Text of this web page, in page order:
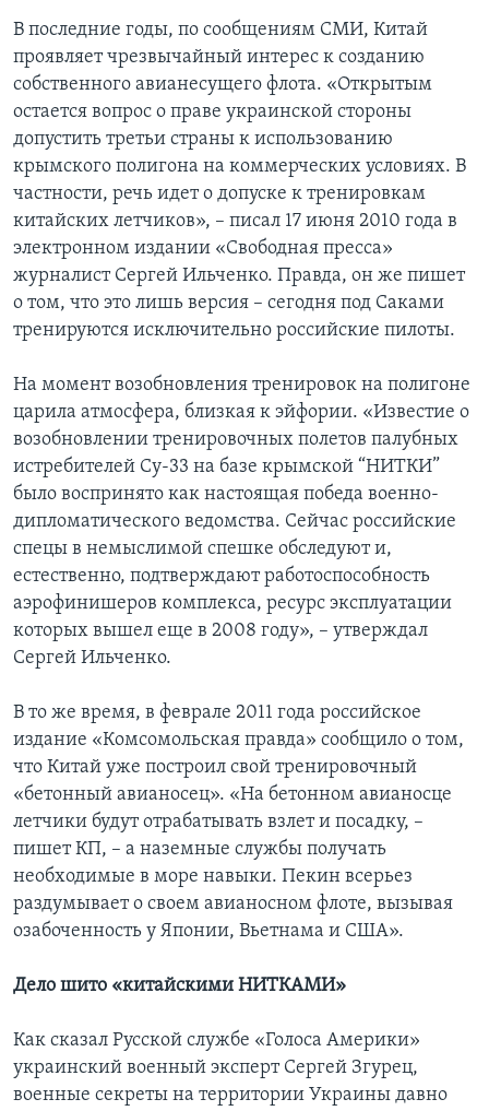
В последние годы, по сообщениям СМИ, Китай
проявляет чрезвычайный интерес к созданию
собственного авианесущего флота. «Открытым
остается вопрос о праве украинской стороны
допустить третьи страны к использованию
крымского полигона на коммерческих условиях. В
частности, речь идет о допуске к тренировкам
китайских летчиков», – писал 17 июня 2010 года в
электронном издании «Свободная пресса»
журналист Сергей Ильченко. Правда, он же пишет
о том, что это лишь версия – сегодня под Саками
тренируются исключительно российские пилоты.
На момент возобновления тренировок на полигоне
царила атмосфера, близкая к эйфории. «Известие о
возобновлении тренировочных полетов палубных
истребителей Су-33 на базе крымской “НИТКИ”
было воспринято как настоящая победа военно-
дипломатического ведомства. Сейчас российские
спецы в немыслимой спешке обследуют и,
естественно, подтверждают работоспособность
аэрофинишеров комплекса, ресурс эксплуатации
которых вышел еще в 2008 году», – утверждал
Сергей Ильченко.
В то же время, в феврале 2011 года российское
издание «Комсомольская правда» сообщило о том,
что Китай уже построил свой тренировочный
«бетонный авианосец». «На бетонном авианосце
летчики будут отрабатывать взлет и посадку, –
пишет КП, – а наземные службы получать
необходимые в море навыки. Пекин всерьез
раздумывает о своем авианосном флоте, вызывая
озабоченность у Японии, Вьетнама и США».
Дело шито «китайскими НИТКАМИ»
Как сказал Русской службе «Голоса Америки»
украинский военный эксперт Сергей Згурец,
военные секреты на территории Украины давно